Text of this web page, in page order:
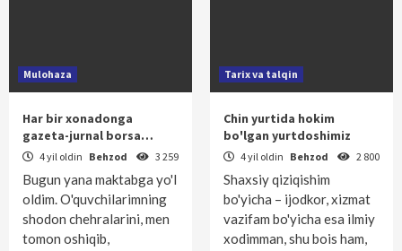
Mulohaza
Har bir xonadonga
gazeta-jurnal borsa…
4 yil oldin Behzod 3 259
Bugun yana maktabga yo'l
oldim. O'quvchilarimning
shodon chehralarini, men
tomon oshiqib,
Tarix va talqin
Chin yurtida hokim
bo'lgan yurtdoshimiz
4 yil oldin Behzod 2 800
Shaxsiy qiziqishim
bo'yicha – ijodkor, xizmat
vazifam bo'­yicha esa ilmiy
xodimman, shu bois ham,